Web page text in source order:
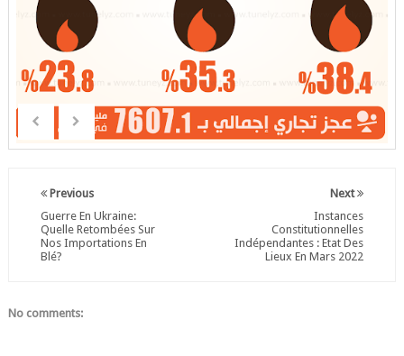
Next
Instances
Constitutionnelles
Indépendantes : Etat Des
Lieux En Mars 2022
Previous
Guerre En Ukraine:
Quelle Retombées Sur
Nos Importations En
Blé?
No comments: